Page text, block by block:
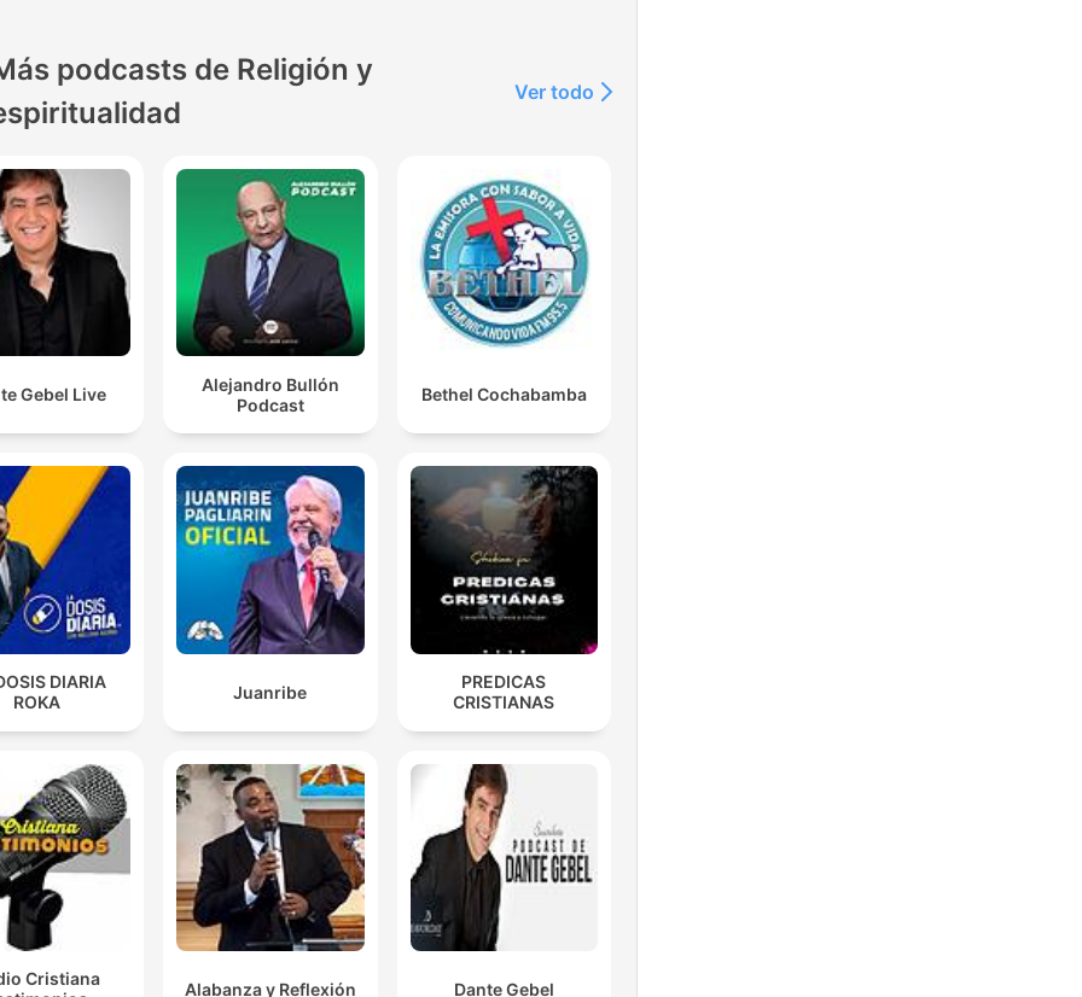
podcasts de Religión y
Ver todo
Gebel Live
Alejandro Bullón
Podcast
Bethel Cochabamba
DIARIA
ROKA
Juanribe
PREDICAS
CRISTIANAS
Cristiana
Alabanza y Reflexión Dante Gebel